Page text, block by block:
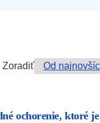
Zoradiť
ochorenie, ktoré je